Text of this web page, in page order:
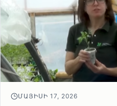
ՄԱՅԻՍԻ 17, 2026